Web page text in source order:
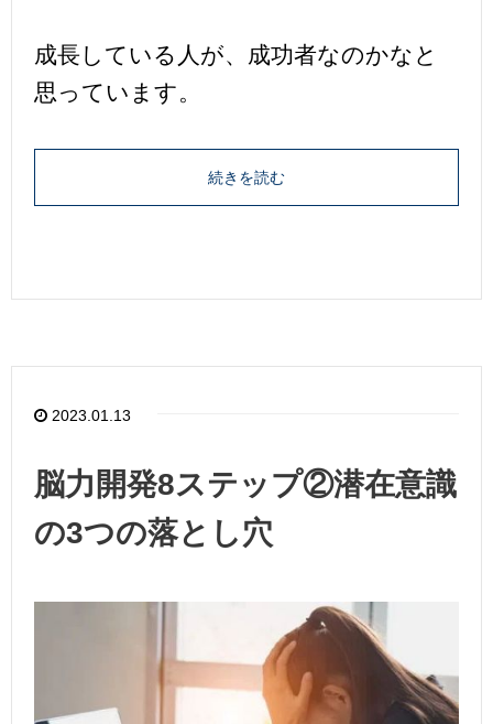
成長している人が、成功者なのかなと
思っています。
続きを読む
2023.01.13
脳力開発8ステップ②潜在意識
の3つの落とし穴